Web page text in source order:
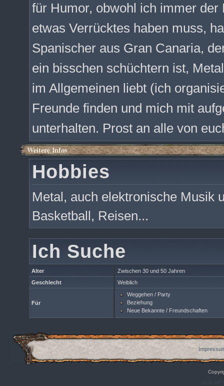
für Humor, obwohl ich immer
etwas Verrücktes haben muss,
Spanischer aus Gran Canaria,
ein bisschen schüchtern ist,
im Allgemeinen liebt (ich
Freunde finden und mich mit
unterhalten. Prost an alle von
Weitere Infos
Hobbies
Metal, auch elektronische Musik
Basketball, Reisen...
Ich Suche
Alter
Zwischen 30 und 50 Jahren
Geschlecht
Weiblich
Für
Weggehen / Party
Beziehung
Neue Bekannte / Freundschaften